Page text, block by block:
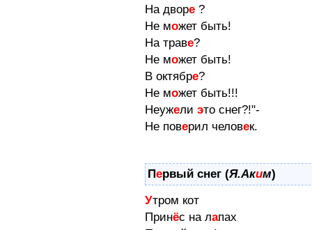
На дворе ?
Не может быть!
На траве?
Не может быть!
В октябре?
Не может быть!!!
Неужели это снег?!"-
Не поверил человек.
Первый снег (Я.Аким)
Утром кот
Принёс на лапах